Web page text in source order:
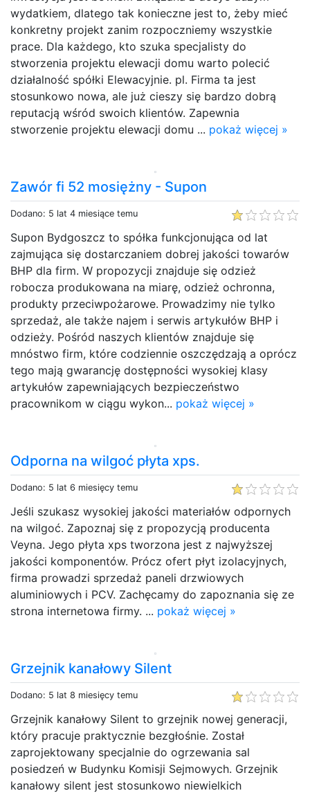
wydatkiem, dlatego tak konieczne jest to, żeby mieć
konkretny projekt zanim rozpoczniemy wszystkie
prace. Dla każdego, kto szuka specjalisty do
stworzenia projektu elewacji domu warto polecić
działalność spółki Elewacyjnie. pl. Firma ta jest
stosunkowo nowa, ale już cieszy się bardzo dobrą
reputacją wśród swoich klientów. Zapewnia
stworzenie projektu elewacji domu ... pokaż więcej »
Zawór fi 52 mosiężny - Supon
Dodano: 5 lat 4 miesiące temu
Supon Bydgoszcz to spółka funkcjonująca od lat
zajmująca się dostarczaniem dobrej jakości towarów
BHP dla firm. W propozycji znajduje się odzież
robocza produkowana na miarę, odzież ochronna,
produkty przeciwpożarowe. Prowadzimy nie tylko
sprzedaż, ale także najem i serwis artykułów BHP i
odzieży. Pośród naszych klientów znajduje się
mnóstwo firm, które codziennie oszczędzają a oprócz
tego mają gwarancję dostępności wysokiej klasy
artykułów zapewniających bezpieczeństwo
pracownikom w ciągu wykon... pokaż więcej »
Odporna na wilgoć płyta xps.
Dodano: 5 lat 6 miesięcy temu
Jeśli szukasz wysokiej jakości materiałów odpornych
na wilgoć. Zapoznaj się z propozycją producenta
Veyna. Jego płyta xps tworzona jest z najwyższej
jakości komponentów. Prócz ofert płyt izolacyjnych,
firma prowadzi sprzedaż paneli drzwiowych
aluminiowych i PCV. Zachęcamy do zapoznania się ze
strona internetowa firmy. ... pokaż więcej »
Grzejnik kanałowy Silent
Dodano: 5 lat 8 miesięcy temu
Grzejnik kanałowy Silent to grzejnik nowej generacji,
który pracuje praktycznie bezgłośnie. Został
zaprojektowany specjalnie do ogrzewania sal
posiedzeń w Budynku Komisji Sejmowych. Grzejnik
kanałowy silent jest stosunkowo niewielkich